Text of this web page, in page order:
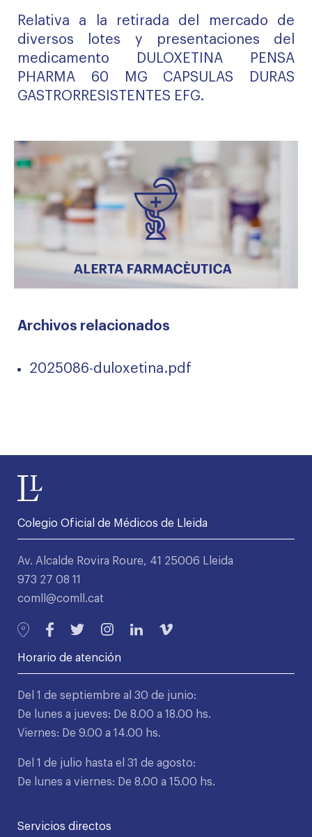
Archivos relacionados
2025086-duloxetina.pdf
Relativa a la retirada del mercado de
diversos lotes y presentaciones del
medicamento DULOXETINA PENSA
PHARMA 60 MG CAPSULAS DURAS
GASTRORRESISTENTES EFG.
Colegio Oficial de Médicos de Lleida
Av. Alcalde Rovira Roure, 41 25006 Lleida
973 27 08 11
comll@comll.cat
Horario de atención
Del 1 de septiembre al 30 de junio:
De lunes a jueves: De 8.00 a 18.00 hs.
Viernes: De 9.00 a 14.00 hs.
Del 1 de julio hasta el 31 de agosto:
De lunes a viernes: De 8.00 a 15.00 hs.
Servicios directos